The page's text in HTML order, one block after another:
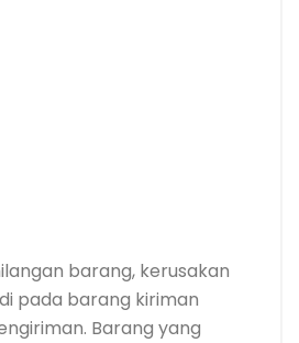
barang, kerusakan
pada barang kiriman
Barang yang